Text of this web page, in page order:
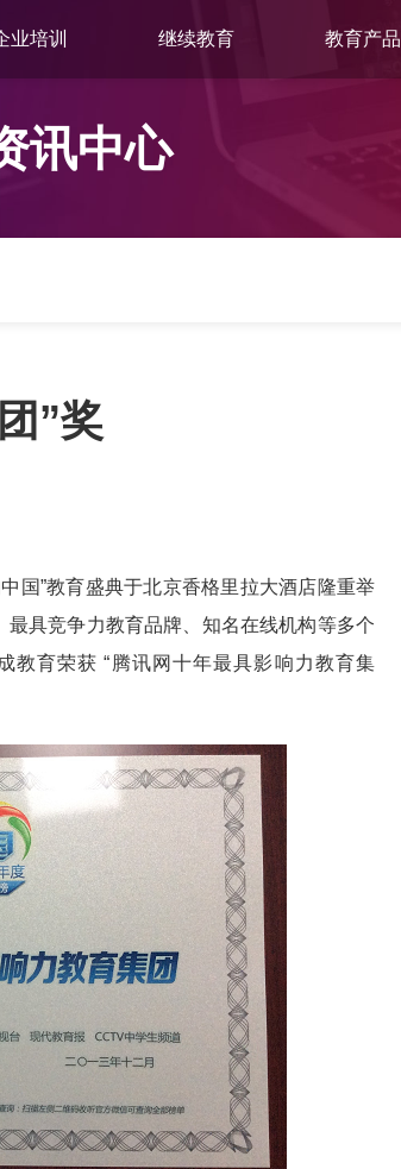
业培训 继续教育 教育产品
讯中心
”奖
”教育盛典于北京香格里拉大酒店隆重举
具竞争力教育品牌、知名在线机构等多个
教育荣获 “腾讯网十年最具影响力教育集